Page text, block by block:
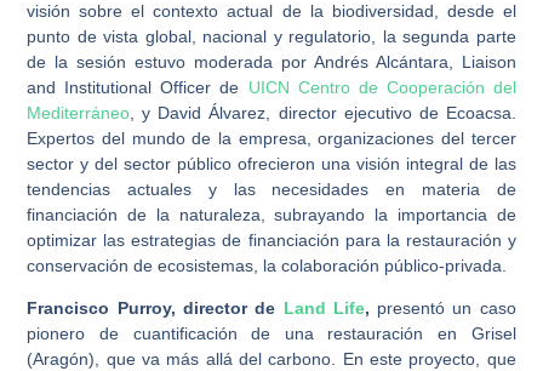
visión sobre el contexto actual de la biodiversidad, desde el
punto de vista global, nacional y regulatorio, la segunda parte
de la sesión estuvo moderada por Andrés Alcántara, Liaison
and Institutional Officer de UICN Centro de Cooperación del
Mediterráneo , y David Álvarez, director ejecutivo de Ecoacsa.
Expertos del mundo de la empresa, organizaciones del tercer
sector y del sector público ofrecieron una visión integral de las
tendencias actuales y las necesidades en materia de
financiación de la naturaleza, subrayando la importancia de
optimizar las estrategias de financiación para la restauración y
conservación de ecosistemas, la colaboración público-privada.
Francisco Purroy, director de Land Life, presentó un caso
pionero de cuantificación de una restauración en Grisel
(Aragón), que va más allá del carbono. En este proyecto, que